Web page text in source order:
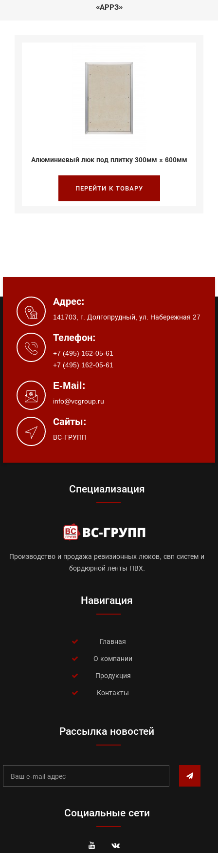
«АРРЗ»
Алюминиевый люк под плитку 300мм x 600мм
ПЕРЕЙТИ К ТОВАРУ
Адрес:
141703, г. Долгопрудный, ул. Набережная 27
Телефон:
+7 (495) 162-05-61
+7 (495) 162-05-61
E-Mail:
info@vcgroup.ru
Сайты:
ВС-ГРУПП
Специализация
Производство и продажа ревизионных люков, свп систем и
бордюрной ленты ПВХ.
Навигация
Главная
О компании
Продукция
Контакты
Рассылка новостей
Социальные сети